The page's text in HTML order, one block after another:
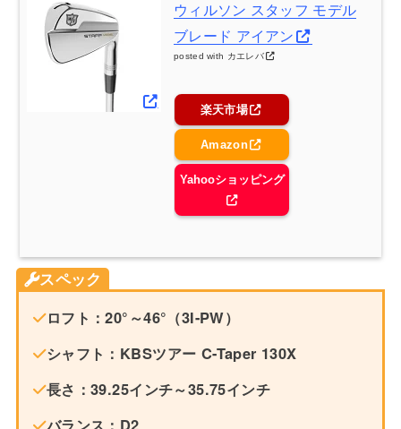
ウィルソン スタッフ モデル
ブレード アイアン
posted with カエレバ
楽天市場
Amazon
Yahooショッピング
スペック
ロフト：20°～46°（3I-PW）
シャフト：KBSツアー C-Taper 130X
長さ：39.25インチ～35.75インチ
バランス：D2